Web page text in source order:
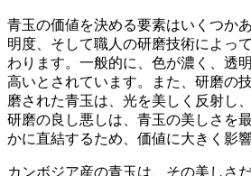
青玉の価値を決める要素はいくつかあ
明度、そして職人の研磨技術によっ
わります。 一般的に、色が濃く、透
高いとされています。また、研磨の
磨された青玉は、光を美しく反射し
研磨の良し悪しは、青玉の美しさを
かに直結するため、価値に大きく影響
カンボジア産の青玉は、その美しさ